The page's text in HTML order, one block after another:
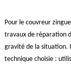
Pour le couvreur
travaux de réparation
gravité de la situation.
technique choisie :